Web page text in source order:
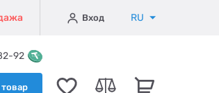
Вход RU
92